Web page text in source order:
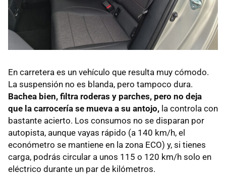
En carretera es un vehículo que resulta muy cómodo.
La suspensión no es blanda, pero tampoco dura.
Bachea bien, filtra roderas y parches, pero no deja
que la carrocería se mueva a su antojo, la controla con
bastante acierto. Los consumos no se disparan por
autopista, aunque vayas rápido (a 140 km/h, el
económetro se mantiene en la zona ECO) y, si tienes
carga, podrás circular a unos 115 o 120 km/h solo en
eléctrico durante un par de kilómetros.